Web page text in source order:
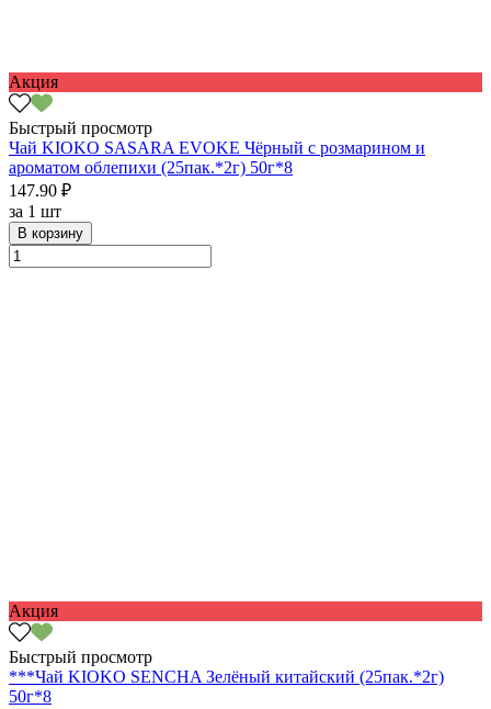
Акция
Быстрый просмотр
Чай KIOKO SASARA EVOKE Чёрный с розмарином и
ароматом облепихи (25пак.*2г) 50г*8
147.90 ₽
за 1 шт
В корзину
Акция
Быстрый просмотр
***Чай KIOKO SENCHA Зелёный китайский (25пак.*2г)
50г*8